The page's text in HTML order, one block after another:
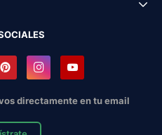
directamente en tu email